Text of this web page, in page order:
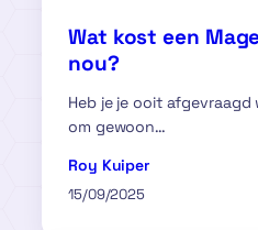
Wat kost een
nou?
Heb je je ooit afgevraagd
om gewoon…
Roy Kuiper
15/09/2025